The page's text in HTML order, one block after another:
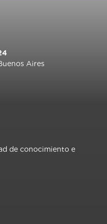
Aires
de conocimiento e